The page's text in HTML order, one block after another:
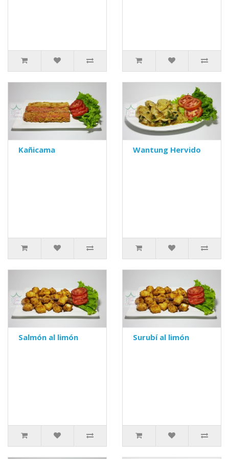
Kañicama Wantung Hervido
Salmón al limón Surubí al limón